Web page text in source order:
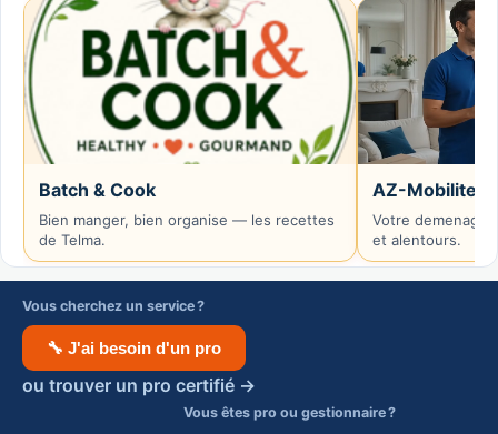
Batch & Cook
Bien manger, bien organise — les recettes
de Telma.
AZ-Mobilite
Votre
et alentours.
Vous cherchez un service ?
🔧 J'ai besoin d'un pro
ou trouver un pro certifié →
Vous êtes pro ou gestionnaire ?